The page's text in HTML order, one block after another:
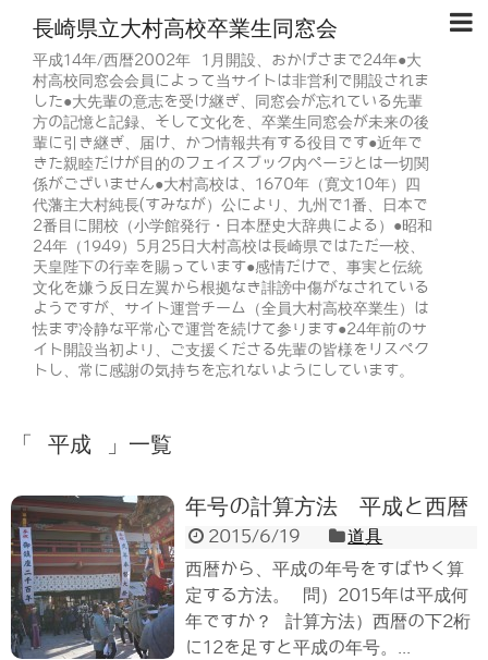
長崎県立大村高校卒業生同窓会
平成14年/西暦2002年 1月開設、おかげさまで24年●大
村高校同窓会会員によって当サイトは非営利で開設されま
した●大先輩の意志を受け継ぎ、同窓会が忘れている先輩
方の記憶と記録、そして文化を、卒業生同窓会が未来の後
輩に引き継ぎ、届け、かつ情報共有する役目です●近年で
きた親睦だけが目的のフェイスブック内ページとは一切関
係がございません●大村高校は、1670年（寛文10年）四
代藩主大村純長(すみなが）公により、九州で1番、日本で
2番目に開校（小学館発行・日本歴史大辞典による）●昭和
24年（1949）5月25日大村高校は長崎県ではただ一校、
天皇陛下の行幸を賜っています●感情だけで、事実と伝統
文化を嫌う反日左翼から根拠なき誹謗中傷がなされている
ようですが、サイト運営チーム（全員大村高校卒業生）は
怯まず冷静な平常心で運営を続けて参ります●24年前のサ
イト開設当初より、ご支援くださる先輩の皆様をリスペク
トし、常に感謝の気持ちを忘れないようにしています。
「 平成 」一覧
年号の計算方法 平成と西暦
2015/6/19
道具
西暦から、平成の年号をすばやく算
定する方法。 問）2015年は平成何
年ですか？ 計算方法）西暦の下2桁
に12を足すと平成の年号。...